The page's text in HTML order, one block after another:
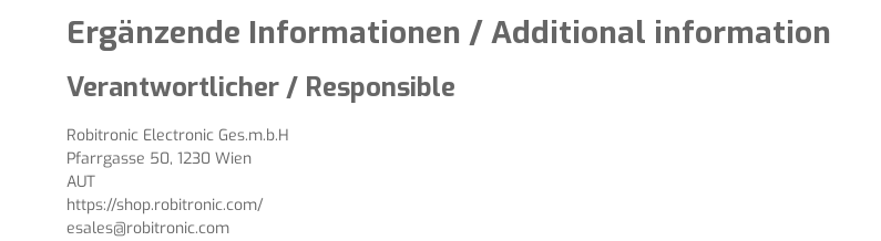
Ergänzende Informationen / Additional information
Verantwortlicher / Responsible
Robitronic Electronic Ges.m.b.H
Pfarrgasse 50, 1230 Wien
AUT
https://shop.robitronic.com/
esales@robitronic.com